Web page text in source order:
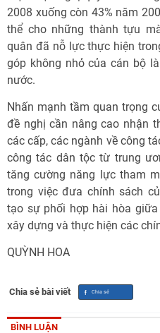
2008 xuống còn 43% năm
thể cho những thành tựu
quân đã nỗ lực thực hiện
góp không nhỏ của cán bộ
nước.
Nhấn mạnh tầm quan trọng
đề nghị cần nâng cao nhận
các cấp, các ngành về công
công tác dân tộc từ trung
tăng cường năng lực tham
trong việc đưa chính sách
tạo sự phối hợp hài hòa
xây dựng và thực hiện các
QUỲNH HOA
Chia sẻ bài viết
BÌNH LUẬN